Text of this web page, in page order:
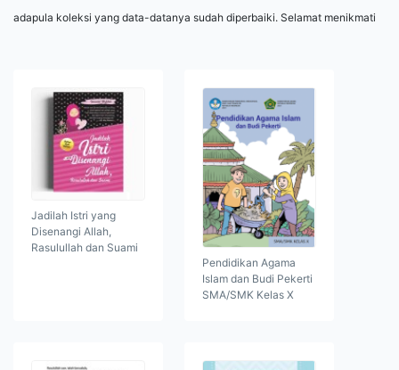
adapula koleksi yang data-datanya sudah diperbaiki. Selamat menikmati
Jadilah Istri yang
Disenangi Allah,
Rasulullah dan Suami
Pendidikan Agama
Islam dan Budi Pekerti
SMA/SMK Kelas X